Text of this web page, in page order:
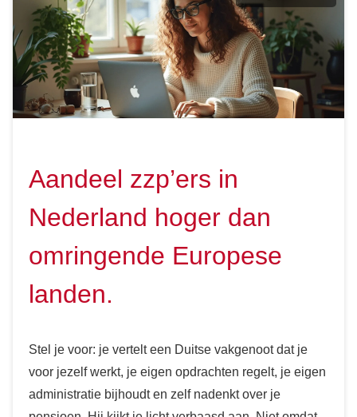
Aandeel zzp’ers in
Nederland hoger dan
omringende Europese
landen.
Stel je voor: je vertelt een Duitse vakgenoot dat je
voor jezelf werkt, je eigen opdrachten regelt, je eigen
administratie bijhoudt en zelf nadenkt over je